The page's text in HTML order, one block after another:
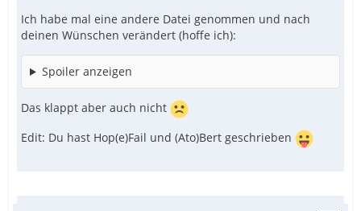
Ich habe mal eine andere Datei genommen und nach
deinen Wünschen verändert (hoffe ich):
Spoiler anzeigen
Das klappt aber auch nicht
Edit: Du hast Hop(e)Fail und (Ato)Bert geschrieben